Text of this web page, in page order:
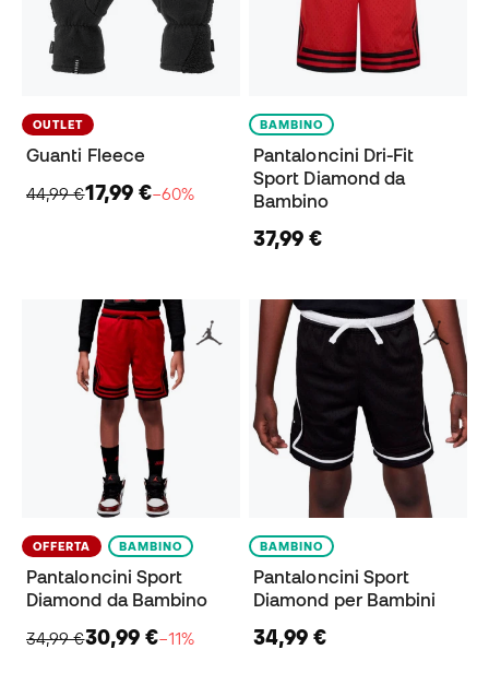
OUTLET
Guanti Fleece
44,99 €17,99 €−60%
BAMBINO
Pantaloncini Dri-Fit
Sport Diamond da
Bambino
37,99 €
OFFERTA BAMBINO
Pantaloncini Sport
Diamond da Bambino
34,99 €30,99 €−11%
BAMBINO
Pantaloncini Sport
Diamond per Bambini
34,99 €